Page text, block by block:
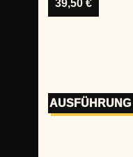
39,50 €
AUSFÜHRUNG